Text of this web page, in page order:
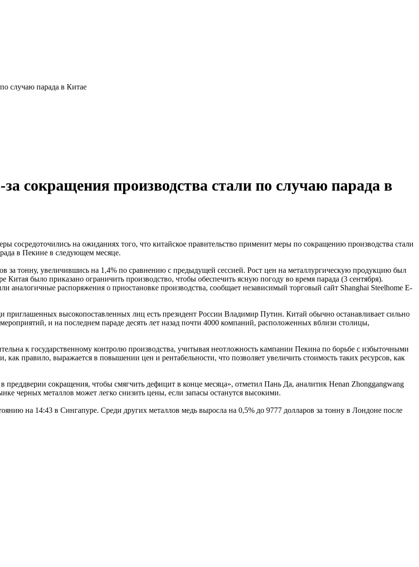
случаю парада в Китае
сокращения производства стали по случаю парада в
сосредоточились на ожиданиях того, что китайское правительство применит меры по сокращению производства стали
в Пекине в следующем месяце.
за тонну, увеличившись на 1,4% по сравнению с предыдущей сессией. Рост цен на металлургическую продукцию был
было приказано ограничить производство, чтобы обеспечить ясную погоду во время парада (3 сентября).
аналогичные распоряжения о приостановке производства, сообщает независимый торговый сайт Shanghai Steelhome E-
высокопоставленных лиц есть президент России Владимир Путин. Китай обычно останавливает сильно
и на последнем параде десять лет назад почти 4000 компаний, расположенных вблизи столицы,
к государственному контролю производства, учитывая неотложность кампании Пекина по борьбе с избыточными
правило, выражается в повышении цен и рентабельности, что позволяет увеличить стоимость таких ресурсов, как
преддверии сокращения, чтобы смягчить дефицит в конце месяца», отметил Пань Да, аналитик Henan Zhonggangwang
черных металлов может легко снизить цены, если запасы останутся высокими.
на 14:43 в Сингапуре. Среди других металлов медь выросла на 0,5% до 9777 долларов за тонну в Лондоне после